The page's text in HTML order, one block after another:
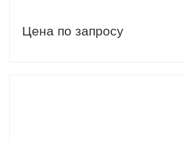
Цена по запросу